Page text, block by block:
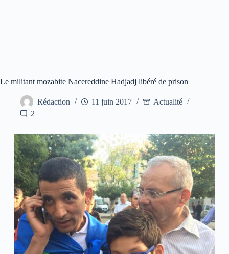
Le militant mozabite Nacereddine Hadjadj libéré de prison
Rédaction 11 juin 2017
Actualité
2